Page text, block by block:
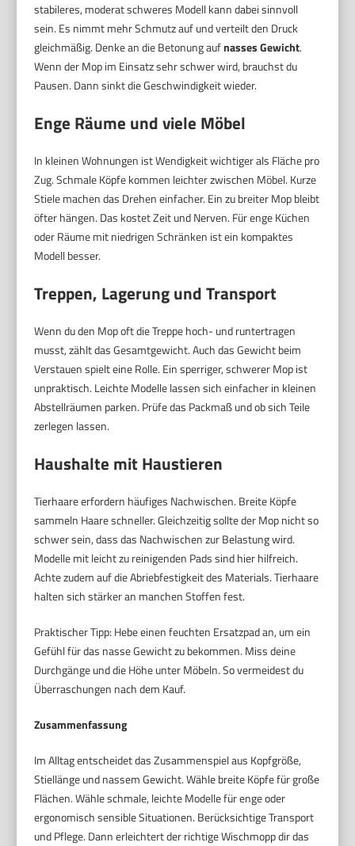
stabileres, moderat schweres Modell kann dabei sinnvoll
sein. Es nimmt mehr Schmutz auf und verteilt den Druck
gleichmäßig. Denke an die Betonung aufnasses Gewicht.
Wenn der Mop im Einsatz sehr schwer wird, brauchst du
Pausen. Dann sinkt die Geschwindigkeit wieder.
Enge Räume und viele Möbel
In kleinen Wohnungen ist Wendigkeit wichtiger als Fläche pro
Zug. Schmale Köpfe kommen leichter zwischen Möbel. Kurze
Stiele machen das Drehen einfacher. Ein zu breiter Mop bleibt
öfter hängen. Das kostet Zeit und Nerven. Für enge Küchen
oder Räume mit niedrigen Schränken ist ein kompaktes
Modell besser.
Treppen, Lagerung und Transport
Wenn du den Mop oft die Treppe hoch- und runtertragen
musst, zählt das Gesamtgewicht. Auch das Gewicht beim
Verstauen spielt eine Rolle. Ein sperriger, schwerer Mop ist
unpraktisch. Leichte Modelle lassen sich einfacher in kleinen
Abstellräumen parken. Prüfe das Packmaß und ob sich Teile
zerlegen lassen.
Haushalte mit Haustieren
Tierhaare erfordern häufiges Nachwischen. Breite Köpfe
sammeln Haare schneller. Gleichzeitig sollte der Mop nicht so
schwer sein, dass das Nachwischen zur Belastung wird.
Modelle mit leicht zu reinigenden Pads sind hier hilfreich.
Achte zudem auf die Abriebfestigkeit des Materials. Tierhaare
halten sich stärker an manchen Stoffen fest.
Praktischer Tipp: Hebe einen feuchten Ersatzpad an, um ein
Gefühl für das nasse Gewicht zu bekommen. Miss deine
Durchgänge und die Höhe unter Möbeln. So vermeidest du
Überraschungen nach dem Kauf.
Zusammenfassung
Im Alltag entscheidet das Zusammenspiel aus Kopfgröße,
Stiellänge und nassem Gewicht. Wähle breite Köpfe für große
Flächen. Wähle schmale, leichte Modelle für enge oder
ergonomisch sensible Situationen. Berücksichtige Transport
und Pflege. Dann erleichtert der richtige Wischmopp dir das